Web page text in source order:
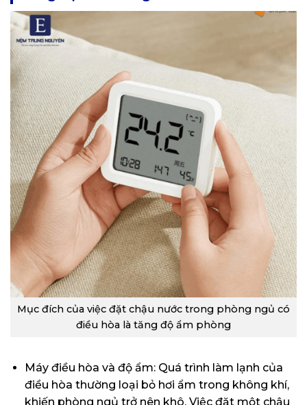
Mục đích của việc đặt chậu nước trong phòng ngủ có
điều hòa là tăng độ ẩm phòng
Máy điều hòa và độ ẩm: Quá trình làm lạnh của
điều hòa thường loại bỏ hơi ẩm trong không khí,
khiến phòng ngủ trở nên khô. Việc đặt một chậu